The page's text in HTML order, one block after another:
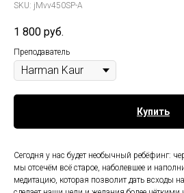
SKU: jMvv450SP-A
1 800 руб.
Преподаватель
Купить
Сегодня у нас будет необычный ребёфинг:
мы отсечём всё старое, наболевшее и
медитацию, которая позволит дать всходы